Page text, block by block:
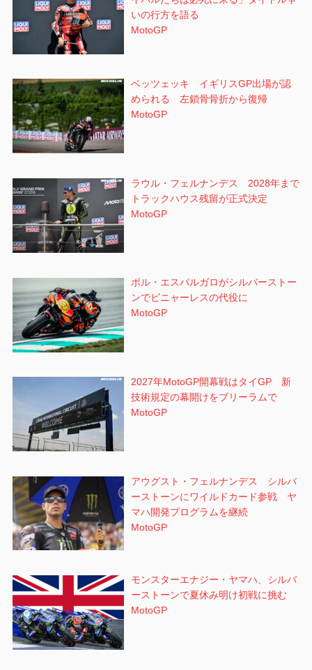
いの行方を語る
MotoGP
ベッツェッキ イギリスGP出場が認
められる 左鎖骨骨折から復帰
MotoGP
ラウル・フェルナンデス 2028年まで
トラックハウス残留が正式決定
MotoGP
ポル・エスパルガロがシルバーストー
ンでビニャーレスの代役に
MotoGP
2027年MotoGP開幕戦はタイGP 新
技術規定の幕開けをブリーラムで
MotoGP
アウグスト・フェルナンデス シルバ
ーストーンにワイルドカード参戦 ヤ
マハ開発プログラムを継続
MotoGP
モンスターエナジー・ヤマハ、シルバ
ーストーンで夏休み明け初戦に挑む
MotoGP